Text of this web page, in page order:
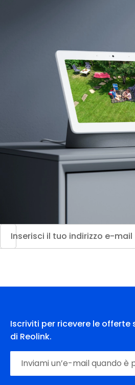
Iscriviti per ricevere le offerte
di Reolink.